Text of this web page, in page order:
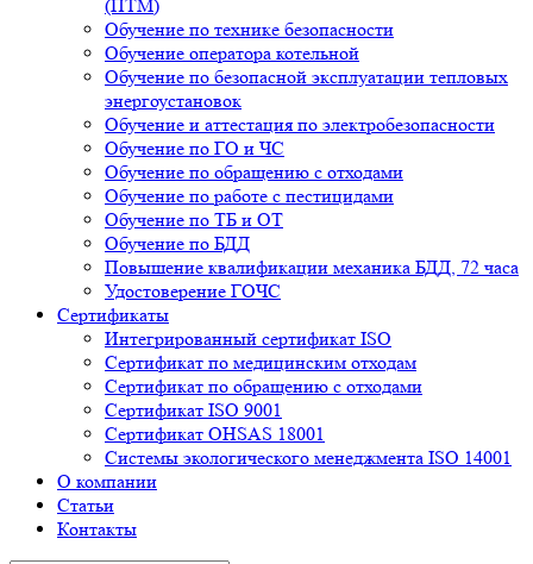
(ПТМ)
Обучение по технике безопасности
Обучение оператора котельной
Обучение по безопасной эксплуатации тепловых
энергоустановок
Обучение и аттестация по электробезопасности
Обучение по ГО и ЧС
Обучение по обращению с отходами
Обучение по работе с пестицидами
Обучение по ТБ и ОТ
Обучение по БДД
Повышение квалификации механика БДД, 72 часа
Удостоверение ГОЧС
Сертификаты
Интегрированный сертификат ISO
Cертификат по медицинским отходам
Сертификат по обращению с отходами
Сертификат ISO 9001
Сертификат OHSAS 18001
Системы экологического менеджмента ISO 14001
О компании
Cтатьи
Контакты